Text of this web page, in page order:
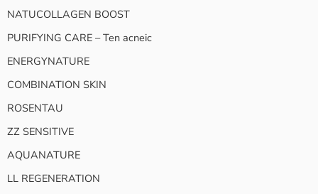
NATUCOLLAGEN BOOST
PURIFYING CARE – Ten acneic
ENERGYNATURE
COMBINATION SKIN
ROSENTAU
ZZ SENSITIVE
AQUANATURE
LL REGENERATION